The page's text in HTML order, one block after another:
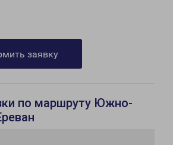
заявку
по маршруту Южно-